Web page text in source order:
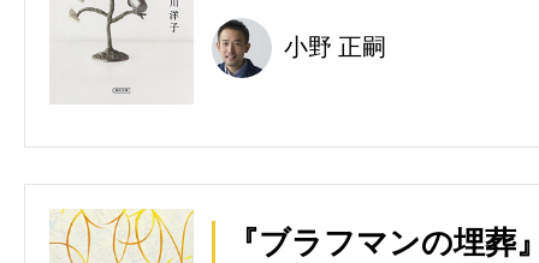
小野 正嗣
『ブラフマンの埋葬